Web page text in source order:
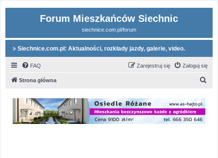
Forum Mieszkańców Siechnic
siechnice.com.pl/forum
Siechnice.com.pl: Aktualności, rozkłady jazdy, galerie, video.
FAQ Zaloguj się
Zarejestruj się
Strona główna